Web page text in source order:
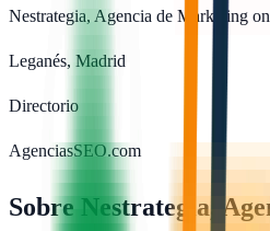
Nestrategia, Agencia de Marketing
Leganés, Madrid
Directorio
AgenciasSEO.com
Sobre Nestrategia,